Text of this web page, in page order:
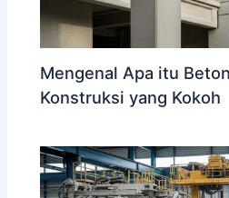
Mengenal Apa itu
Konstruksi yang Kokoh